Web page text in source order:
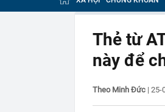
Thẻ từ
này để
Theo Minh Đức | 25-